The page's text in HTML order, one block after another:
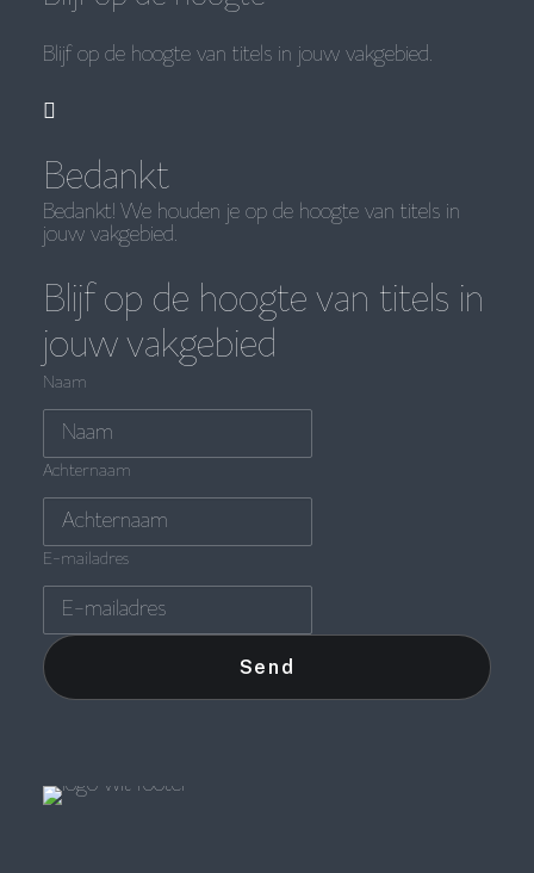
Blijf op de hoogte van titels in jouw vakgebied.

Bedankt
Bedankt! We houden je op de hoogte van titels in
jouw vakgebied.
Blijf op de hoogte van titels in
jouw vakgebied
Naam
Achternaam
E-mailadres